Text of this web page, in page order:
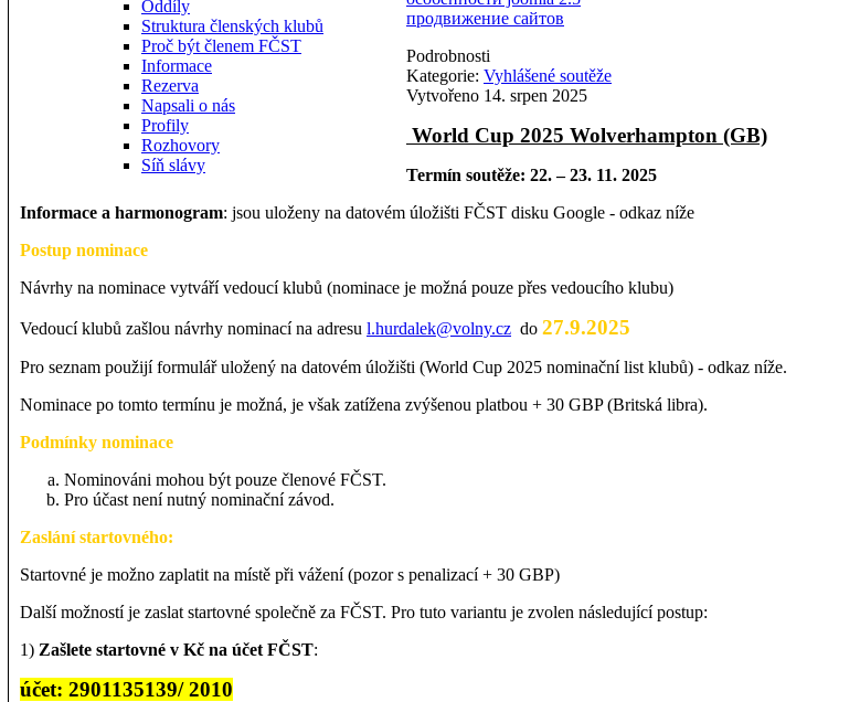
Oddíly
Struktura členských klubů
Proč být členem FČST
Informace
Rezerva
Napsali o nás
Profily
Rozhovory
Síň slávy
продвижение сайтов
Podrobnosti
Kategorie: Vyhlášené soutěže
Vytvořeno 14. srpen 2025
World Cup 2025 Wolverhampton (GB)
Termín soutěže: 22. – 23. 11. 2025
Informace a harmonogram: jsou uloženy na datovém úložišti FČST disku Google - odkaz níže
Postup nominace
Návrhy na nominace vytváří vedoucí klubů (nominace je možná pouze přes vedoucího klubu)
Vedoucí klubů zašlou návrhy nominací na adresu l.hurdalek@volny.cz do 27.9.2025
Pro seznam použijí formulář uložený na datovém úložišti (World Cup 2025 nominační list klubů) - odkaz níže.
Nominace po tomto termínu je možná, je však zatížena zvýšenou platbou + 30 GBP (Britská libra).
Podmínky nominace
Nominováni mohou být pouze členové FČST.
Pro účast není nutný nominační závod.
Zaslání startovného:
Startovné je možno zaplatit na místě při vážení (pozor s penalizací + 30 GBP)
Další možností je zaslat startovné společně za FČST. Pro tuto variantu je zvolen následující postup:
1) Zašlete startovné v Kč na účet FČST:
účet: 2901135139/ 2010